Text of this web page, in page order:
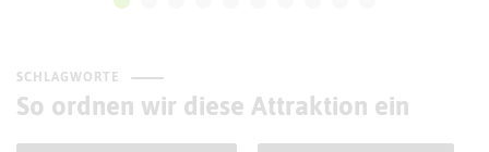
SCHLAGWORTE
So ordnen wir diese Attraktion ein